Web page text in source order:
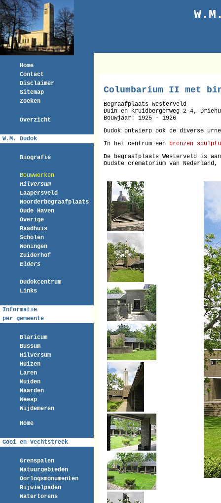
Home
Contact
Disclaimer
Sitemap
Zoeken
Overzicht
W.M. Dudok
Biografie
Bouwwerken
Hilversum
Laapersveld
Noorderbegraafplaats
Oude Haven
Overige
Raadhuis
Scholen
Woningen
Zuiderhof
Elders
Dudokcentrum
Links
Informatie
per gemeente
Blaricum
Bussum
Hilversum
Huizen
Laren
Muiden
Naarden
Weesp
Wijdemeren
Home
Gooi en Vechtstreek
Grenspalen
Natuurgebieden
Oorlogsmonumenten
Rijwielpaden
Watertorens
Columbarium II met
Begraafplaats Westerveld
Duin en Kruidbergerweg 2-4,
Bouwjaar: 1925 - 1926
Dudok ontwierp ook de diverse
In het centrum een bronzen
De begraafplaats Westerveld is
Oudste crematorium van